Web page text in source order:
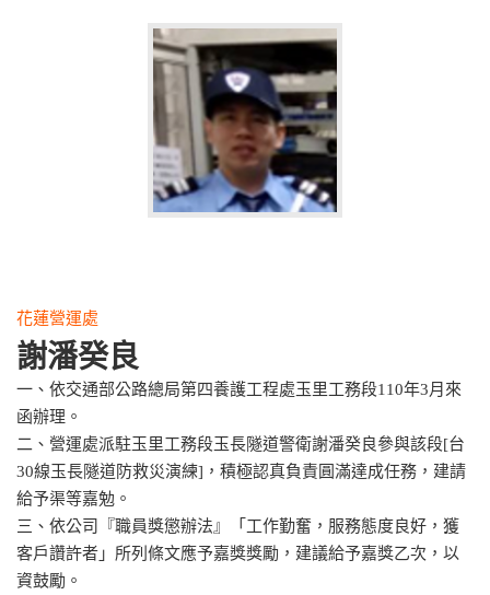
花蓮營運處
謝潘癸良
一、依交通部公路總局第四養護工程處玉里工務段110年3月來
函辦理。
二、營運處派駐玉里工務段玉長隧道警衛謝潘癸良參與該段[台
30線玉長隧道防救災演練]，積極認真負責圓滿達成任務，建請
給予渠等嘉勉。
三、依公司『職員獎懲辦法』「工作勤奮，服務態度良好，獲
客戶讚許者」所列條文應予嘉獎獎勵，建議給予嘉獎乙次，以
資鼓勵。